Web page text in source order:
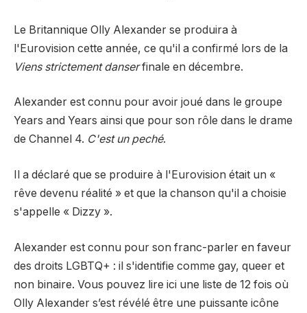
Le Britannique Olly Alexander se produira à
l'Eurovision cette année, ce qu'il a confirmé lors de la
Viens strictement danserfinale en décembre.
Alexander est connu pour avoir joué dans le groupe
Years and Years ainsi que pour son rôle dans le drame
de Channel 4. C'est un peché.
Il a déclaré que se produire à l'Eurovision était un «
rêve devenu réalité » et que la chanson qu'il a choisie
s'appelle « Dizzy ».
Alexander est connu pour son franc-parler en faveur
des droits LGBTQ+ : il s'identifie comme gay, queer et
non binaire. Vous pouvez lire ici une liste de 12 fois où
Olly Alexander s’est révélé être une puissante icône